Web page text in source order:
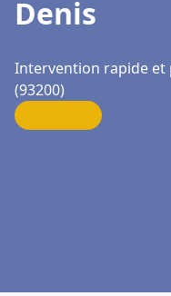
Denis
Intervention rapide et
(93200)